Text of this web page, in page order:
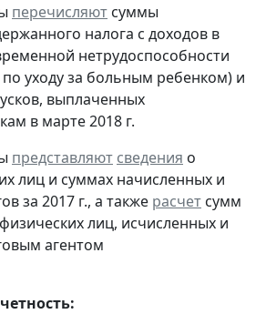
перечисляют суммы
налога с доходов в
нетрудоспособности
уходу за больным ребенком) и
выплаченных
в марте 2018 г.
представляют сведения о
лиц и суммах начисленных и
за 2017 г., а также расчет сумм
лиц, исчисленных и
агентом